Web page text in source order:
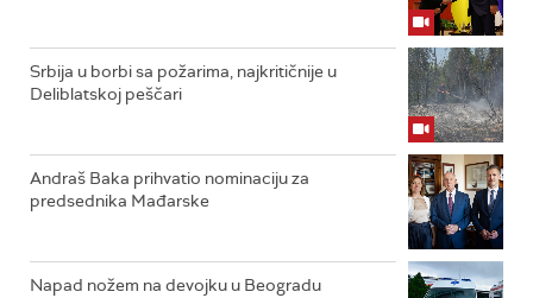
Srbija u borbi sa požarima, najkritičnije u
Deliblatskoj peščari
Andraš Baka prihvatio nominaciju za
predsednika Mađarske
Napad nožem na devojku u Beogradu